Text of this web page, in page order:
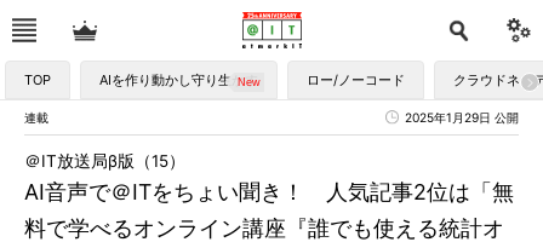
TOP AIを作り動かし守り生かす ロー/ノーコード クラウドネイ
連載 2025年1月29日 公開
AI音声で＠ITをちょい聞き！ 人気記事2位は「無
料で学べるオンライン講座『誰でも使える統計オ
＠IT放送局β版（15）